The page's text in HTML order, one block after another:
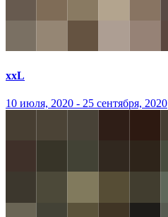
xxL
10 июля, 2020 - 25 сентября, 2020